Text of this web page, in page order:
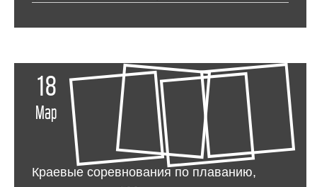
18
Мар
Краевые соревнования по плаванию,